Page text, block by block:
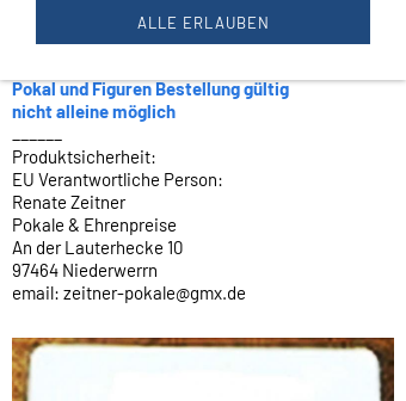
Größe 45,7x16,9mm
Pokal und Figuren Bestellung gültig
nicht alleine möglich
Produktsicherheit:
EU Verantwortliche Person:
Renate Zeitner
Pokale & Ehrenpreise
An der Lauterhecke 10
97464 Niederwerrn
email: zeitner-pokale@gmx.de
ALLE ERLAUBEN